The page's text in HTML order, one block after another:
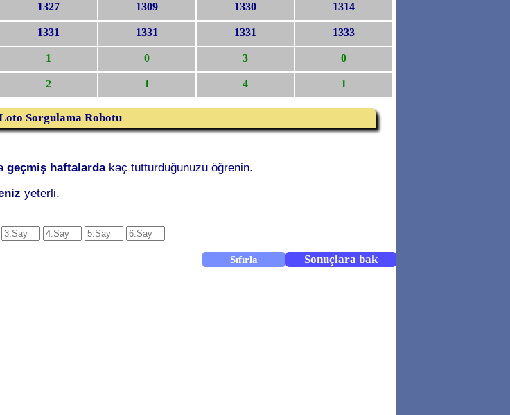
1327 1309 1330 1314
1331 1331 1331 1333
1 0 3 0
2 1 4 1
Sorgulama Robotu
geçmiş haftalardakaç tutturduğunuzu öğrenin.
yeterli.